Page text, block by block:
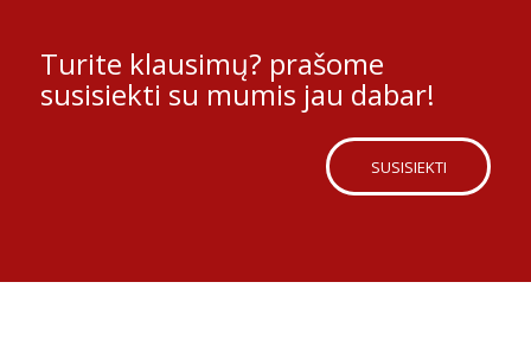
Turite klausimų? prašome
susisiekti su mumis jau dabar!
SUSISIEKTI